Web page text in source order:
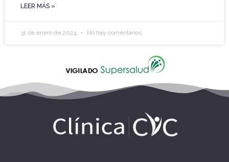
LEER MÁS »
31 de enero de 2024 No hay comentarios